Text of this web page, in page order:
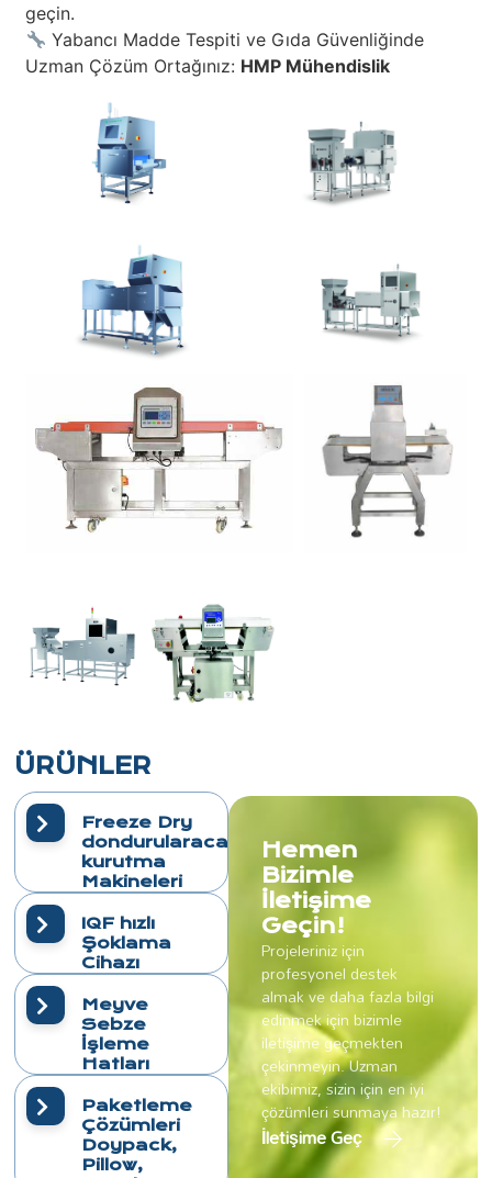
geçin.
Yabancı Madde Tespiti ve Gıda Güvenliğinde
Uzman Çözüm Ortağınız: HMP Mühendislik
ÜRÜNLER
Freeze Dry
dondurularacak
kurutma
Makineleri
IQF hızlı
Şoklama
Cihazı
Meyve
Sebze
İşleme
Hatları
Paketleme
Çözümleri
Doypack,
Pillow,
Hemen
Bizimle
İletişime
Geçin!
Projeleriniz için
profesyonel destek
almak ve daha fazla bilgi
edinmek için bizimle
iletişime geçmekten
çekinmeyin. Uzman
ekibimiz, sizin için en iyi
çözümleri sunmaya hazır!
İletişime Geç